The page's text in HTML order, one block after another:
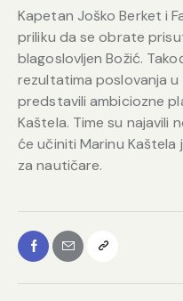
Kapetan Joško Berket i
priliku da se obrate
blagoslovljen Božić.
rezultatima poslovanja
predstavili ambiciozne
Kaštela. Time su najavili
će učiniti Marinu
za nautičare.